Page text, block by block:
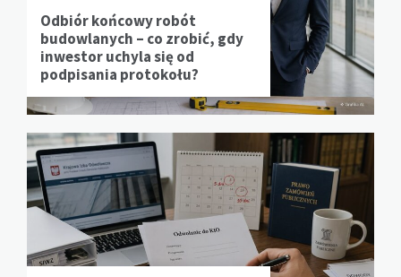
Odbiór końcowy robót
budowlanych – co zrobić, gdy
inwestor uchyla się od
podpisania protokołu?